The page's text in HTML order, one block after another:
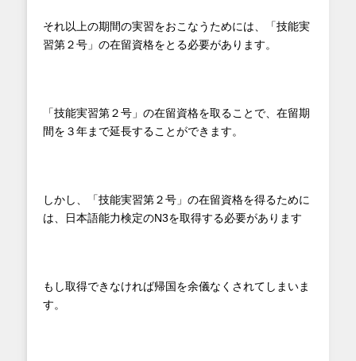
それ以上の期間の実習をおこなうためには、「技能実
習第２号」の在留資格をとる必要があります。
「技能実習第２号」の在留資格を取ることで、在留期
間を３年まで延長することができます。
しかし、「技能実習第２号」の在留資格を得るために
は、日本語能力検定のN3を取得する必要があります
もし取得できなければ帰国を余儀なくされてしまいま
す。